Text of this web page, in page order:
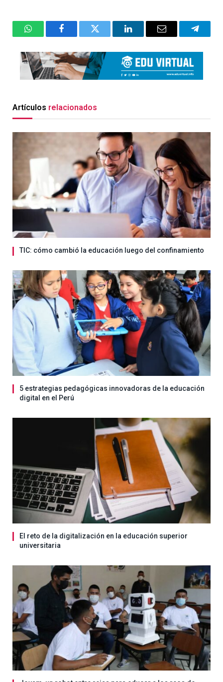
WhatsAppFacebookTwitter LinkedInEmail
Artículos relacionados
TIC: cómo cambió la educación luego del confinamiento
5 estrategias pedagógicas innovadoras de la educación
digital en el Perú
El reto de la digitalización en la educación superior
universitaria